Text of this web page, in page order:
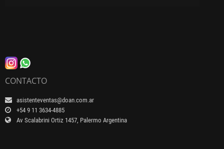
CONTACTO
asistenteventas@doan.com.ar
+54 9 11 3634-4885
Av Scalabrini Ortiz 1457, Palermo Argentina